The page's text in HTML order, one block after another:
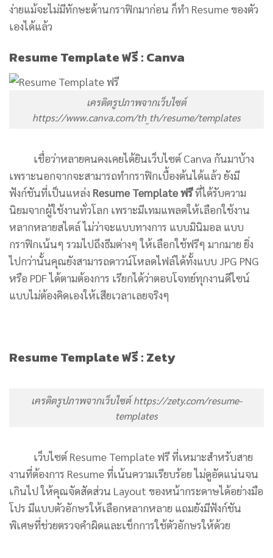
ง่ายแม้จะไม่มีทักษะด้านกราฟิกมาก่อน ก็ทำ Resume ของตัว
เองได้แล้ว
Resume Template ฟรี : Canva
เครดิตรูปภาพจากเว็บไซต์
https://www.canva.com/th_th/resume/templates
เชื่อว่าหลายคนคงเคยได้ยินเว็บไซต์ Canva กันมาบ้าง
เพราะนอกจากจะสามารถทำกราฟิกเบื้องต้นได้แล้ว ยังมี
ฟังก์ชันที่เป็นแหล่ง Resume Template ฟรีที่ได้รับความ
นิยมจากผู้ใช้งานทั่วโลก เพราะมีเทมแพลตให้เลือกใช้งาน
หลากหลายสไตล์ ไม่ว่าจะแบบทางการ แบบมินิมอล แบบ
กราฟิกเน้นๆ รวมไปถึงธีมต่างๆ ให้เลือกใช้ฟรีๆ มากมาย ยิ่ง
ไปกว่านั้นคุณยังสามารถดาวน์โหลดไฟล์ได้ทั้งแบบ JPG PNG
หรือ PDF ได้ตามต้องการ เรียกได้ว่าตอบโจทย์ทุกงานดีไซน์
แบบไม่ต้องคิดเองให้เสียเวลาเลยจริงๆ
Resume Template ฟรี : Zety
เครดิตรูปภาพจากเว็บไซต์ https://zety.com/resume-
templates
เว็บไซต์ Resume Template ฟรี ที่เหมาะสำหรับสาย
งานที่ต้องการ Resume ที่เน้นความเรียบร้อย ไม่ดูอัดแน่นจน
เกินไป ให้คุณจัดสัดส่วน Layout ของหน้ากระดาษได้อย่างมือ
โปร มีแบบตัวอักษรให้เลือกหลากหลาย แถมยังมีฟังก์ชัน
พิเศษที่ช่วยตรวจคำผิดและเช็กการใช้ตัวอักษรให้ด้วย